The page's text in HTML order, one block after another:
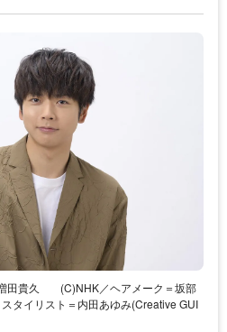
田貴久
(C)NHK／ヘアメーク＝坂部
タイリスト＝内田あゆみ(Creative GUI